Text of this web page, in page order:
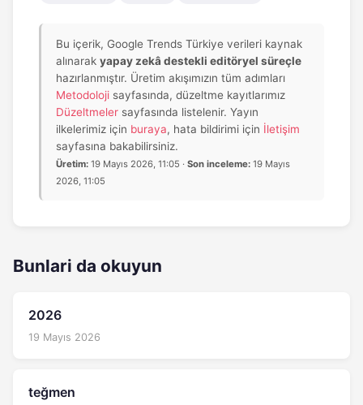
Bu içerik, Google Trends Türkiye verileri kaynak
alınarak yapay zekâ destekli editöryel süreçle
hazırlanmıştır. Üretim akışımızın tüm adımları
Metodolojisayfasında, düzeltme kayıtlarımız
Düzeltmelersayfasında listelenir. Yayın
ilkelerimiz için buraya, hata bildirimi için İletişim
sayfasına bakabilirsiniz.
Üretim:19 Mayıs 2026, 11:05 · Son inceleme:19 Mayıs
2026, 11:05
Bunlari da okuyun
2026
19 Mayıs 2026
teğmen